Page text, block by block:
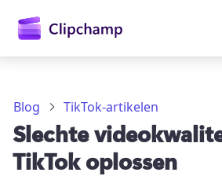
Blog TikTok-artikelen
Slechte
TikTok oplossen